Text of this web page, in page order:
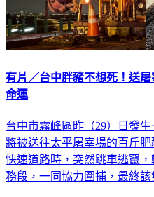
有片／台中胖豬不想死！送
命運
台中市霧峰區昨（29）日發
將被送往太平屠宰場的百斤
快速道路時，突然跳車逃竄
務段，一同協力圍捕，最終